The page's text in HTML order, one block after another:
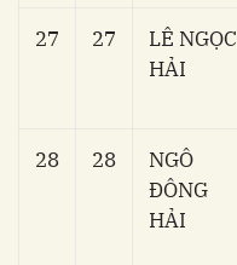
27 27
LÊ NGỌC
HẢI
28 28
NGÔ
ĐÔNG
HẢI